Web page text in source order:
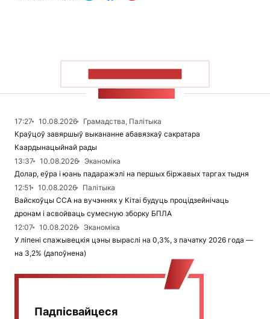
17:27 10.08.2026
Грамадства, Палітыка
Краўцоў завяршыў выкананне абавязкаў сакратара
Каардынацыйнай рады
13:37
10.08.2026
Эканоміка
Долар, еўра і юань падаражэлі на першых біржавых таргах тыдня
12:51
10.08.2026
Палітыка
Вайскоўцы ССА на вучэннях у Кітаі будуць процідзейнічаць
дронам і асвойваць сумесную зборку БПЛА
12:07
10.08.2026
Эканоміка
У ліпені спажывецкія цэны выраслі на 0,3%, з пачатку 2026 года —
на 3,2% (дапоўнена)
Падпісвайцеся